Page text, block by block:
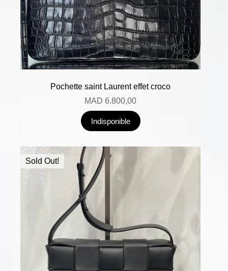
Pochette saint Laurent effet croco
MAD 6.800,00
Indisponible
Sold Out!